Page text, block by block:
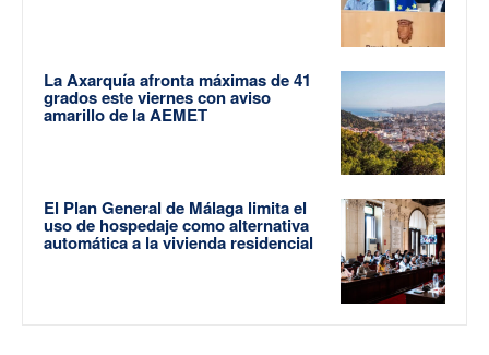
La Axarquía afronta máximas de 41
grados este viernes con aviso
amarillo de la AEMET
El Plan General de Málaga limita el
uso de hospedaje como alternativa
automática a la vivienda residencial